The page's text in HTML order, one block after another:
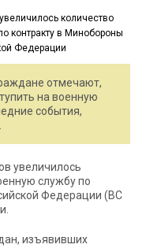
отмечают,
на военную
события,
увеличилось
службу по
Федерации (ВС
изъявивших